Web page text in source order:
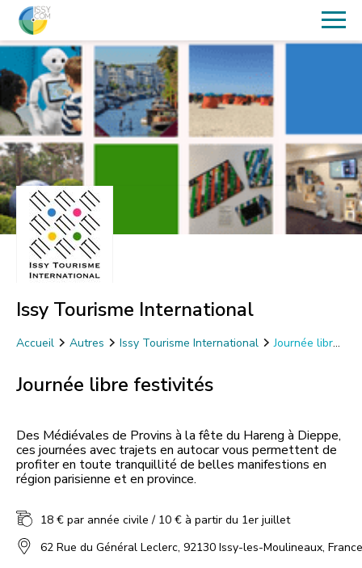
Issy Tourisme International
Accueil Autres Issy Tourisme International
Journée libre
Journée libre festivités
Des Médiévales de Provins à la fête du Hareng à Dieppe,
ces journées avec trajets en autocar vous permettent de
profiter en toute tranquillité de belles manifestions en
18 € par année civile / 10 € à partir du 1er juillet
62 Rue du Général Leclerc, 92130 Issy-les-Moulineaux, France